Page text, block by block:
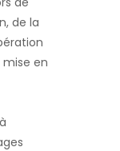
de la
en